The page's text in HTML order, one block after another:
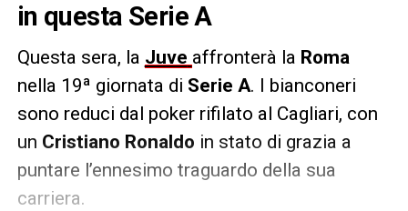
in questa Serie A
Questa sera, la Juve affronterà la Roma
nella 19ª giornata di Serie A. I bianconeri
sono reduci dal poker rifilato al Cagliari, con
un Cristiano Ronaldo in stato di grazia a
puntare l’ennesimo traguardo della sua
carriera.